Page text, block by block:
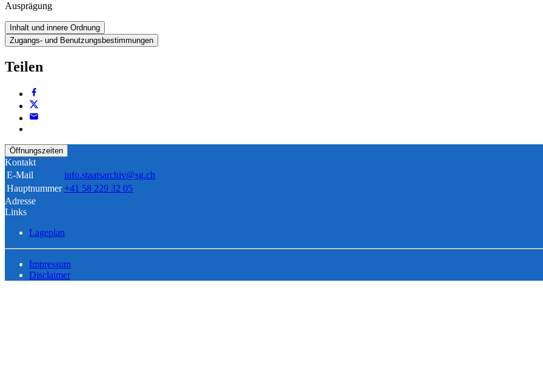
Ausprägung
Inhalt und innere Ordnung
Zugangs- und Benutzungsbestimmungen
Teilen
Öffnungszeiten
Kontakt
E-Mail
info.staatsarchiv@sg.ch
Hauptnummer +41 58 229 32 05
Adresse
Links
Lageplan
Impressum
Disclaimer